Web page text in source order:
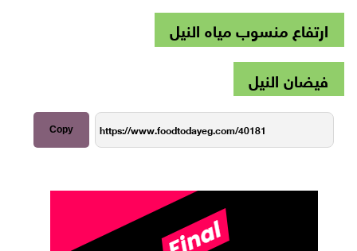
ارتفاع منسوب مياه النيل
فيضان النيل
Copy